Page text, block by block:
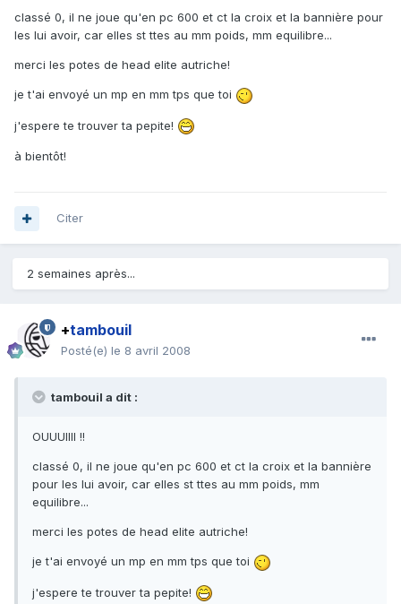
classé 0, il ne joue qu'en pc 600 et ct la croix et la bannière pour
les lui avoir, car elles st ttes au mm poids, mm equilibre...
merci les potes de head elite autriche!
je t'ai envoyé un mp en mm tps que toi
j'espere te trouver ta pepite!
à bientôt!
Citer
2 semaines après...
+tambouil
Posté(e) le 8 avril 2008
tambouil a dit :
OUUUIIII !!
classé 0, il ne joue qu'en pc 600 et ct la croix et la bannière
pour les lui avoir, car elles st ttes au mm poids, mm
equilibre...
merci les potes de head elite autriche!
je t'ai envoyé un mp en mm tps que toi
j'espere te trouver ta pepite!